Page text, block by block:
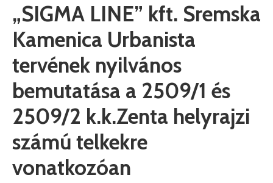
Községi
Közigazgatás
Turizmus
Dokumentumok
Informátor
E-
Önkormányzat
„SIGMA LINE” kft. Sremska
Kamenica Urbanista
tervének nyilvános
bemutatása a 2509/1 és
2509/2 k.k.Zenta helyrajzi
számú telkekre
vonatkozóan